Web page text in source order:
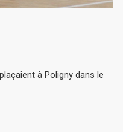
à Poligny dans le